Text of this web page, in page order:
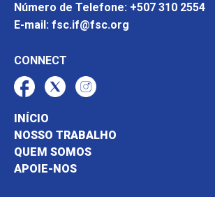
Número de Telefone: +507 310 2554
E-mail: fsc.if@fsc.org
CONNECT
INÍCIO
NOSSO TRABALHO
QUEM SOMOS
APOIE-NOS